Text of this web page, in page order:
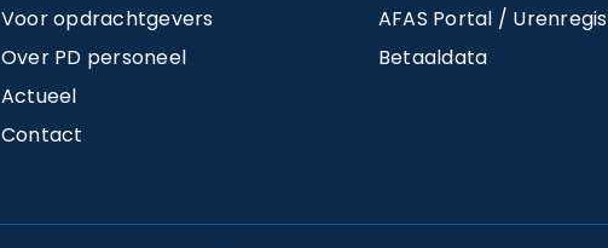
Voor opdrachtgevers
Over PD personeel
Actueel
Contact
AFAS Portal /
Betaaldata